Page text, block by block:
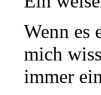
Wenn es
mich
immer